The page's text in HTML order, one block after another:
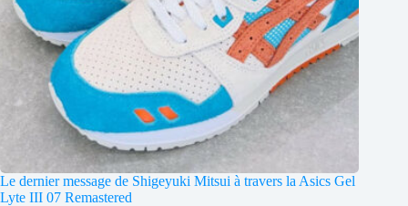
Le dernier message de Shigeyuki Mitsui à travers la Asics Gel
Lyte III 07 Remastered